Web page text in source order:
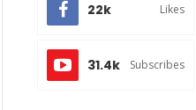
22k Likes
31.4k Subscribes